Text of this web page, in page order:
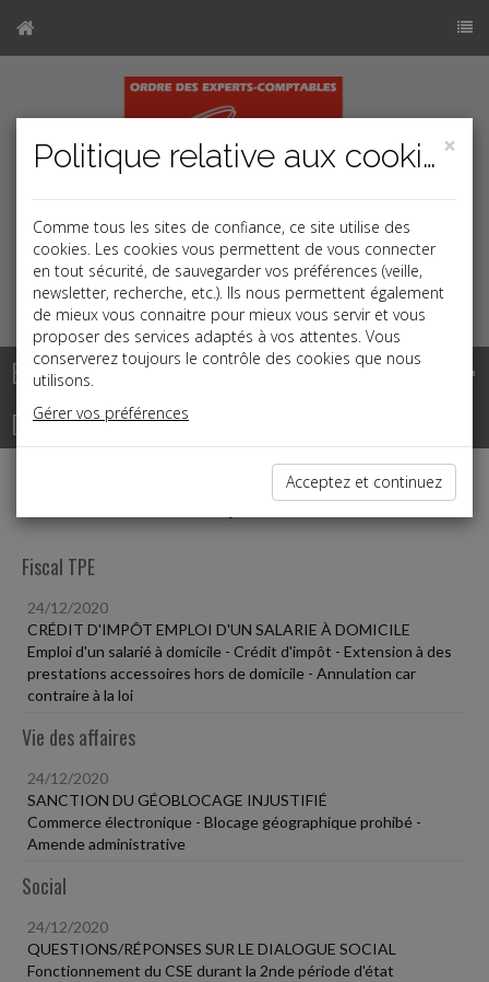
b
j
k
Base documentaire
Dépêches
Liste des dernières dépêches
Fiscal TPE
24/12/2020
CRÉDIT D'IMPÔT EMPLOI D'UN SALARIE À DOMICILE
Emploi d'un salarié à domicile - Crédit d'impôt - Extension à des
prestations accessoires hors de domicile - Annulation car
contraire à la loi
Vie des affaires
24/12/2020
SANCTION DU GÉOBLOCAGE INJUSTIFIÉ
Commerce électronique - Blocage géographique prohibé -
Amende administrative
Social
24/12/2020
QUESTIONS/RÉPONSES SUR LE DIALOGUE SOCIAL
Fonctionnement du CSE durant la 2nde période d'état
×
Politique relative aux cookies
Comme tous les sites de confiance, ce site utilise des
cookies. Les cookies vous permettent de vous connecter
en tout sécurité, de sauvegarder vos préférences (veille,
newsletter, recherche, etc.). Ils nous permettent également
de mieux vous connaitre pour mieux vous servir et vous
proposer des services adaptés à vos attentes. Vous
conserverez toujours le contrôle des cookies que nous
utilisons.
Gérer vos préférences
Acceptez et continuez